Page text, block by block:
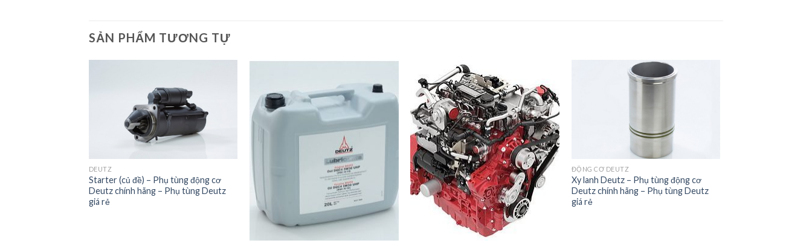
SẢN PHẨM TƯƠNG TỰ
Add to
Wishlist
DEUTZ
Starter (củ đề) – Phụ tùng động cơ
Deutz chính hãng – Phụ tùng Deutz
giá rẻ
Add to
Wishlist
ĐỘNG CƠ DEUTZ
Xy lanh Deutz – Phụ tùng động cơ
Deutz chính hãng – Phụ tùng Deutz
giá rẻ